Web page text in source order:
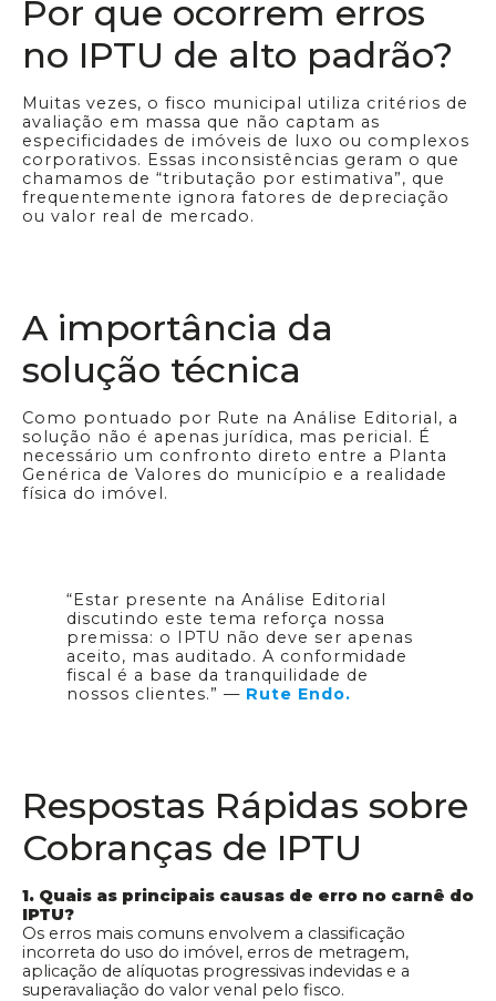
Por que ocorrem erros
no IPTU de alto padrão?
Muitas vezes, o fisco municipal utiliza critérios de
avaliação em massa que não captam as
especificidades de imóveis de luxo ou complexos
corporativos. Essas inconsistências geram o que
chamamos de “tributação por estimativa”, que
frequentemente ignora fatores de depreciação
ou valor real de mercado.
A importância da
solução técnica
Como pontuado por Rute na Análise Editorial, a
solução não é apenas jurídica, mas pericial. É
necessário um confronto direto entre a Planta
Genérica de Valores do município e a realidade
física do imóvel.
“Estar presente na Análise Editorial
discutindo este tema reforça nossa
premissa: o IPTU não deve ser apenas
aceito, mas auditado. A conformidade
fiscal é a base da tranquilidade de
nossos clientes.” — Rute Endo.
Respostas Rápidas sobre
Cobranças de IPTU
1. Quais as principais causas de erro no carnê do
IPTU?
Os erros mais comuns envolvem a classificação
incorreta do uso do imóvel, erros de metragem,
aplicação de alíquotas progressivas indevidas e a
superavaliação do valor venal pelo fisco.